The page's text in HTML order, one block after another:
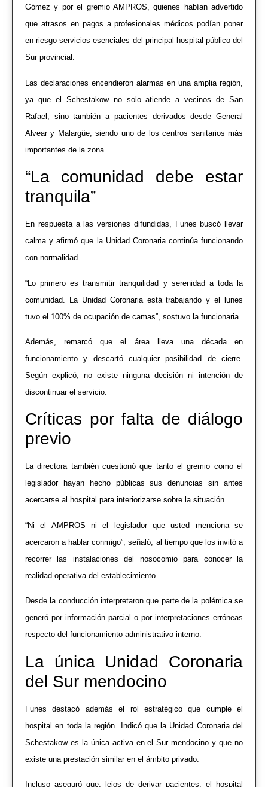
Gómez y por el gremio AMPROS, quienes habían advertido
que atrasos en pagos a profesionales médicos podían poner
en riesgo servicios esenciales del principal hospital público del
Sur provincial.
Las declaraciones encendieron alarmas en una amplia región,
ya que el Schestakow no solo atiende a vecinos de San
Rafael
, sino también a pacientes derivados desde General
Alveary Malargüe, siendo uno de los centros sanitarios más
importantes de la zona.
“La comunidad debe estar
tranquila”
En respuesta a las versiones difundidas, Funes buscó llevar
calma y afirmó que la Unidad Coronaria continúa funcionando
con normalidad.
“Lo primero es transmitir tranquilidad y serenidad a toda la
comunidad. La Unidad Coronaria está trabajando y el lunes
tuvo el 100% de ocupación de camas”, sostuvo la funcionaria.
Además, remarcó que el área lleva una década en
funcionamiento y descartó cualquier posibilidad de cierre.
Según explicó, no existe ninguna decisión ni intención de
discontinuar el servicio.
Críticas por falta de diálogo
previo
La directora también cuestionó que tanto el gremio como el
legislador hayan hecho públicas sus denuncias sin antes
acercarse al hospital para interiorizarse sobre la situación.
“Ni el AMPROS ni el legislador que usted menciona se
acercaron a hablar conmigo”, señaló, al tiempo que los invitó a
recorrer las instalaciones del nosocomio para conocer la
realidad operativa del establecimiento.
Desde la conducción interpretaron que parte de la polémica se
generó por información parcial o por interpretaciones erróneas
respecto del funcionamiento administrativo interno.
La única Unidad Coronaria
del Sur mendocino
Funes destacó además el rol estratégico que cumple el
hospital en toda la región. Indicó que la Unidad Coronaria del
Schestakow es la única activa en el Sur mendocino y que no
existe una prestación similar en el ámbito privado.
Incluso aseguró que, lejos de derivar pacientes, el hospital